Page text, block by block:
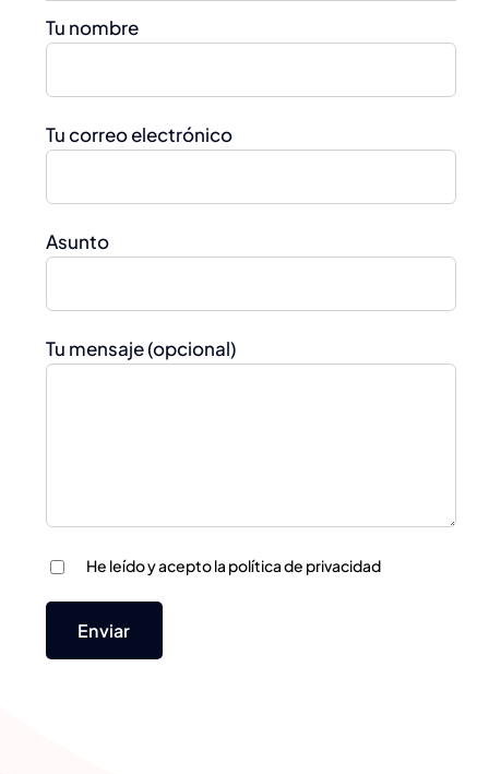
Tu nombre
Tu correo electrónico
Asunto
Tu mensaje (opcional)
He leído y aceptola política de privacidad